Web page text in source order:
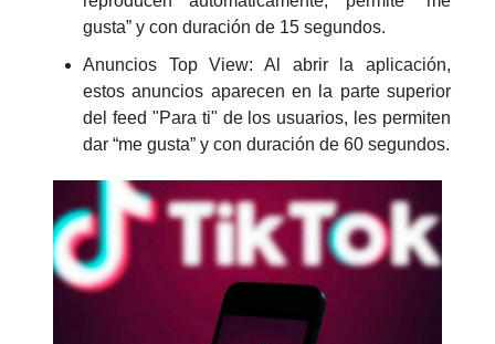
gusta” y con duración de 15 segundos.
Anuncios Top View: Al abrir la aplicación,
estos anuncios aparecen en la parte superior
del feed "Para ti" de los usuarios, les permiten
dar “me gusta” y con duración de 60 segundos.